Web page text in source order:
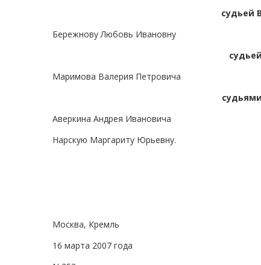
судьей
Бережнову Любовь Ивановну
Маримова Валерия Петровича
Аверкина Андрея Ивановича
Нарскую Маргариту Юрьевну.
Москва, Кремль
16 марта 2007 года